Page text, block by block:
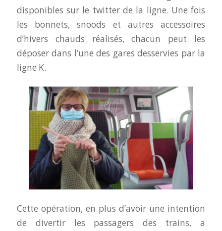
disponibles sur le twitter de la ligne. Une fois
les bonnets, snoods et autres accessoires
d’hivers chauds réalisés, chacun peut les
déposer dans l’une des gares desservies par la
ligne K.
Cette opération, en plus d’avoir une intention
de divertir les passagers des trains, a